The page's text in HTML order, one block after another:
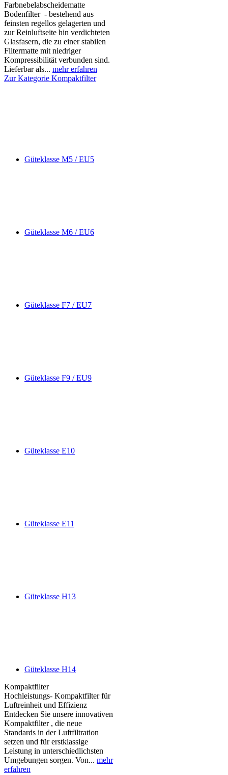
Farbnebelabscheidematte
Bodenfilter - bestehend aus
feinsten regellos gelagerten und
zur Reinluftseite hin verdichteten
Glasfasern, die zu einer stabilen
Filtermatte mit niedriger
Kompressibilität verbunden sind.
Lieferbar als... mehr erfahren
Zur Kategorie Kompaktfilter
Güteklasse M5 / EU5
Güteklasse M6 / EU6
Güteklasse F7 / EU7
Güteklasse F9 / EU9
Güteklasse E10
Güteklasse E11
Güteklasse H13
Güteklasse H14
Kompaktfilter
Hochleistungs- Kompaktfilter für
Luftreinheit und Effizienz
Entdecken Sie unsere innovativen
Kompaktfilter , die neue
Standards in der Luftfiltration
setzen und für erstklassige
Leistung in unterschiedlichsten
Umgebungen sorgen. Von... mehr
erfahren